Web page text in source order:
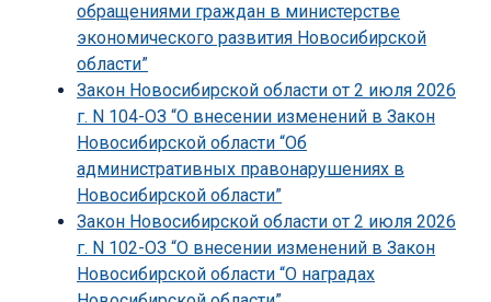
обращениями граждан в министерстве
экономического развития Новосибирской
области”
Закон Новосибирской области от 2 июля 2026
г. N 104-ОЗ “О внесении изменений в Закон
Новосибирской области “Об
административных правонарушениях в
Новосибирской области”
Закон Новосибирской области от 2 июля 2026
г. N 102-ОЗ “О внесении изменений в Закон
Новосибирской области “О наградах